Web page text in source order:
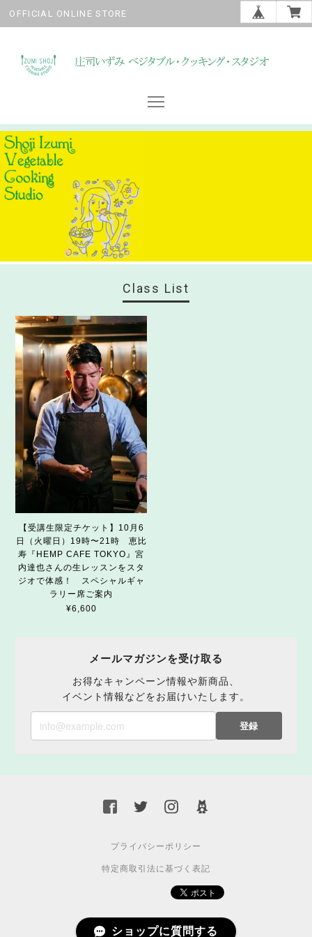
OFFICIAL ONLINE STORE
Class List
【受講生限定チケット】10月6
日（火曜日）19時〜21時 恵比
寿『HEMP CAFE TOKYO』宮
内達也さんの生レッスンをスタ
ジオで体感！ スペシャルギャ
ラリー席ご案内
¥6,600
メールマガジンを受け取る
お得なキャンペーン情報や新商品、
イベント情報などをお届けいたします。
登録
プライバシーポリシー
特定商取引法に基づく表記
© 2015 BASE.
ショップに質問する